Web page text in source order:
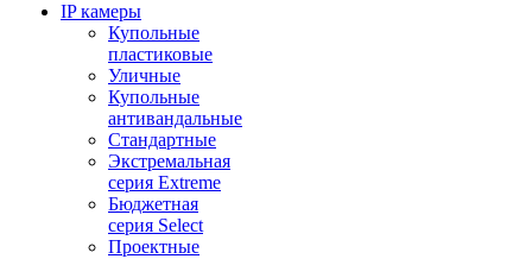
IP камеры
Купольные
пластиковые
Уличные
Купольные
антивандальные
Стандартные
Экстремальная
серия Extreme
Бюджетная
серия Select
Проектные